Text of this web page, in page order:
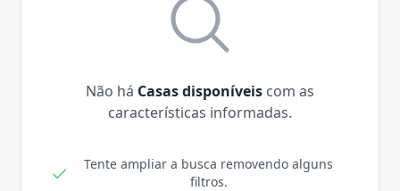
Não há Casas disponíveis com as
características informadas.
Tente ampliar a busca removendo alguns
filtros.